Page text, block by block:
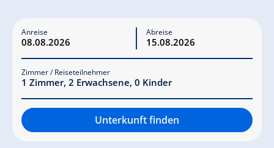
Anreise Abreise
Zimmer / Reiseteilnehmer
1 Zimmer, 2 Erwachsene, 0 Kinder
Unterkunft finden